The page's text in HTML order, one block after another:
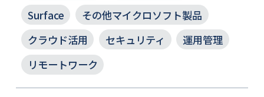
Surface
その他マイクロソフト製品
クラウド活用
セキュリティ
運用管理
リモートワーク